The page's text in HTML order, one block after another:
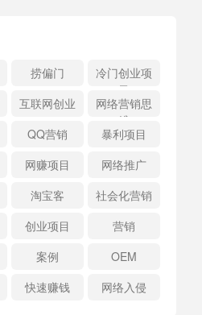
捞偏门
冷门创业项
目
互联网创业
网络营销思
维
QQ营销
暴利项目
网赚项目
网络推广
淘宝客
社会化营销
创业项目
营销
案例
OEM
快速赚钱 网络入侵